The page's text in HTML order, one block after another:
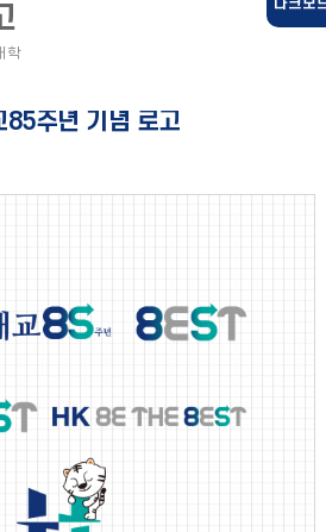
85주년 기념 로고